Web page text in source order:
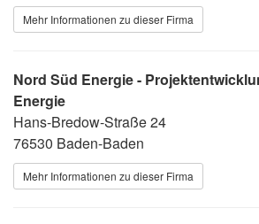
Mehr Informationen zu dieser Firma
Nord Süd Energie -
Energie
Hans-Bredow-Straße 24
76530 Baden-Baden
Mehr Informationen zu dieser Firma